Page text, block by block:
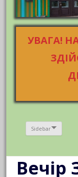
УВАГА!
Sidebar
Вечір